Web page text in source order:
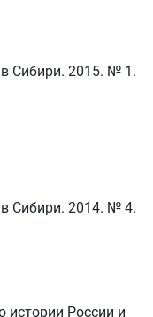
Сибири. 2015. № 1.
Сибири. 2014. № 4.
истории России и